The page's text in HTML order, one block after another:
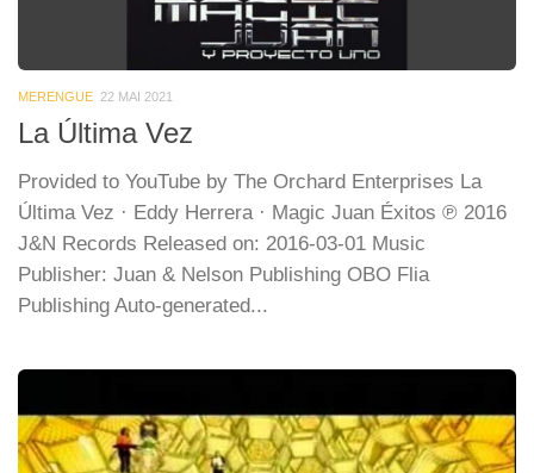
MERENGUE 22 MAI 2021
La Última Vez
Provided to YouTube by The Orchard Enterprises La
Última Vez · Eddy Herrera · Magic Juan Éxitos ℗ 2016
J&N Records Released on: 2016-03-01 Music
Publisher: Juan & Nelson Publishing OBO Flia
Publishing Auto-generated...